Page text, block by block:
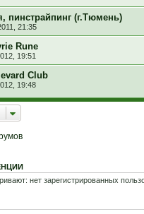
пинстрайпинг (г.Тюмень)
21:35
Rune
19:51
Club
19:48
нет зарегистрированных